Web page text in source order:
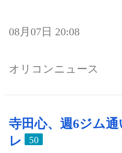
08月07日 20:08
オリコンニュース
寺田心、週6ジム通
レ
50